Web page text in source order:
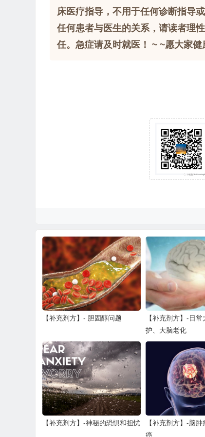
床医疗指导，不用于任何诊断指导
任何患者与医生的关系，请读者理
任。急症请及时就医！ ~ ~愿大家健
【补充剂方】- 胆固醇问题
【补充剂方】-日
护、大脑老化
【补充剂方】-神秘的恐惧和担忧
【补充剂方】-脑
癌